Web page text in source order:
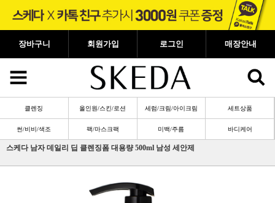
장바구니 회원가입 로그인 매장안내
클렌징 올인원/스킨/로션 세럼/크림/아이크림 세트상품
썬/비비/색조 팩/마스크팩 미백/주름 바디케어
스케다 남자 데일리 딥 클렌징폼 대용량 500ml 남성 세안제